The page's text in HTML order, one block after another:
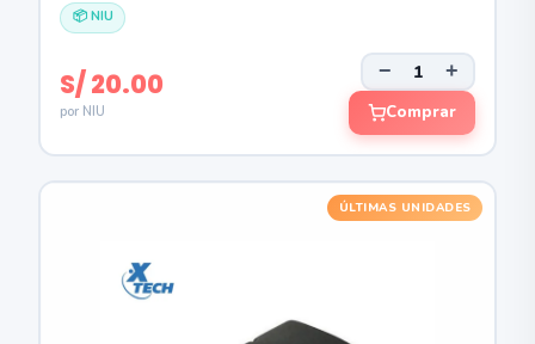
📦 NIU
S/ 20.00
por NIU
− +
Comprar
ÚLTIMAS UNIDADES